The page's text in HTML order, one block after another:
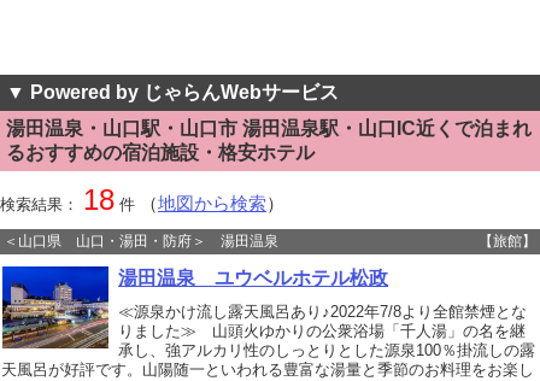
▼ Powered by じゃらんWebサービス
湯田温泉・山口駅・山口市 湯田温泉駅・山口IC近くで泊まれ
るおすすめの宿泊施設・格安ホテル
検索結果： 18 件 （地図から検索）
＜山口県 山口・湯田・防府＞ 湯田温泉 【旅館】
湯田温泉 ユウベルホテル松政
≪源泉かけ流し露天風呂あり♪2022年7/8より全館禁煙とな
りました≫ 山頭火ゆかりの公衆浴場「千人湯」の名を継
承し、強アルカリ性のしっとりとした源泉100％掛流しの露
天風呂が好評です。山陽随一といわれる豊富な湯量と季節のお料理をお楽し